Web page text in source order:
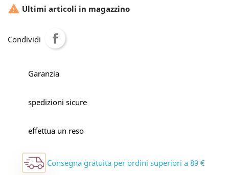
 Ultimi articoli in magazzino
Condividi
Garanzia
spedizioni sicure
effettua un reso
Consegna gratuita per ordini superiori a 89 €